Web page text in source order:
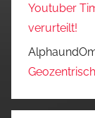
Youtuber
verurteilt!